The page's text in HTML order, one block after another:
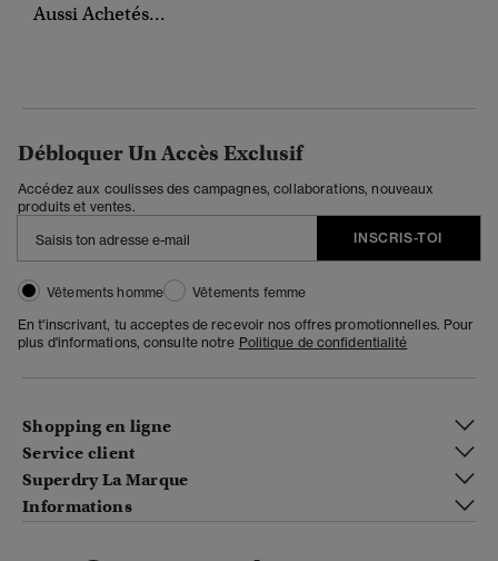
Aussi Achetés...
Débloquer Un Accès Exclusif
Accédez aux coulisses des campagnes, collaborations, nouveaux
produits et ventes.
INSCRIS-TOI
Vêtements homme
Vêtements femme
En t'inscrivant, tu acceptes de recevoir nos offres promotionnelles. Pour
plus d'informations, consulte notre Politique de confidentialité
Shopping en ligne
Service client
Superdry La Marque
Informations